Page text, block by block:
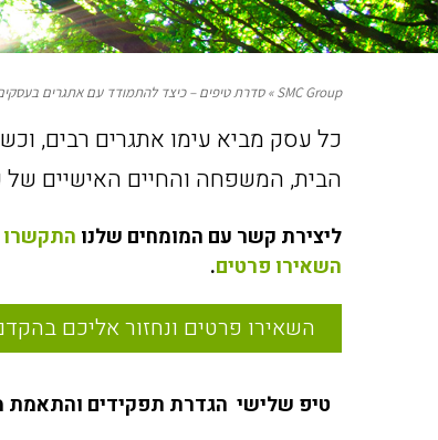
SMC Group
»סדרת טיפים – כיצד להתמודד עם אתגרים
כל עסק מביא עימו אתגרים רבים,
הבית, המשפחה והחיים האישיים של
ליצירת קשר עם המומחים שלנו התקשרו עכשיו
השאירו פרטים.
השאירו פרטים ונחזור אליכם
טיפ שלישי הגדרת תפקידים והתאמת